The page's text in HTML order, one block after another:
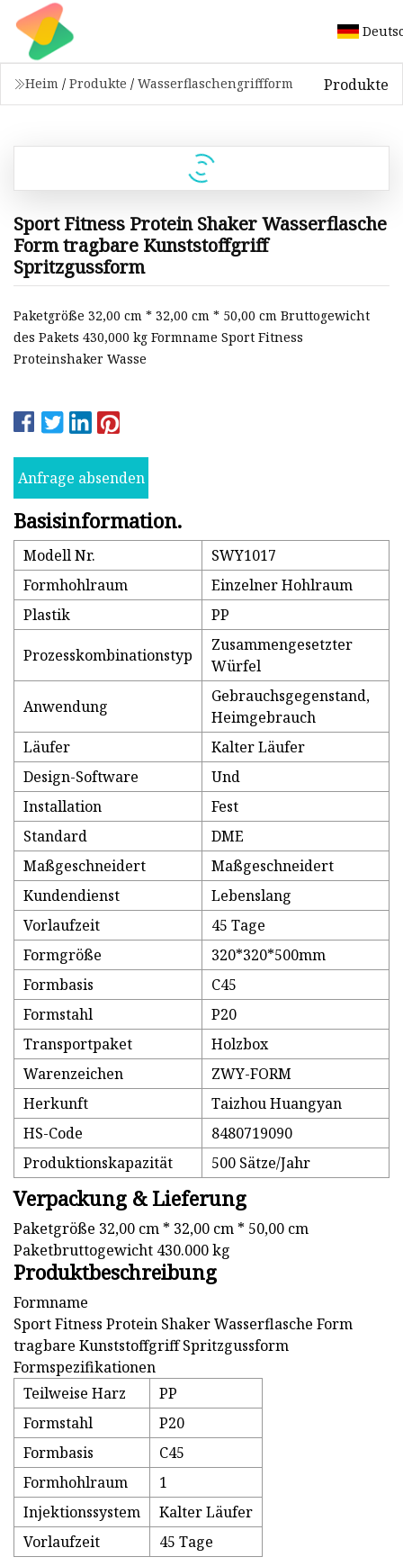
Heim / Produkte / Wasserflaschengriffform Produkte
Sport Fitness Protein Shaker Wasserflasche
Form tragbare Kunststoffgriff
Spritzgussform
Paketgröße 32,00 cm * 32,00 cm * 50,00 cm Bruttogewicht
des Pakets 430,000 kg Formname Sport Fitness
Proteinshaker Wasse
Anfrage absenden
Basisinformation.
Modell Nr.
SWY1017
Formhohlraum
Einzelner Hohlraum
Plastik
PP
Prozesskombinationstyp
Zusammengesetzter
Würfel
Anwendung
Gebrauchsgegenstand,
Heimgebrauch
Läufer
Kalter Läufer
Design-Software
Und
Installation
Fest
Standard
DME
Maßgeschneidert
Maßgeschneidert
Kundendienst
Lebenslang
Vorlaufzeit
45 Tage
Formgröße
320*320*500mm
Formbasis
C45
Formstahl
P20
Transportpaket
Holzbox
Warenzeichen
ZWY-FORM
Herkunft
Taizhou Huangyan
HS-Code
8480719090
Produktionskapazität
500 Sätze/Jahr
Verpackung & Lieferung
Paketgröße 32,00 cm * 32,00 cm * 50,00 cm
Paketbruttogewicht 430.000 kg
Produktbeschreibung
Formname
Sport Fitness Protein Shaker Wasserflasche Form
tragbare Kunststoffgriff Spritzgussform
Formspezifikationen
Teilweise Harz
PP
Formstahl
P20
Formbasis
C45
Formhohlraum
1
Injektionssystem
Kalter Läufer
Vorlaufzeit
45 Tage